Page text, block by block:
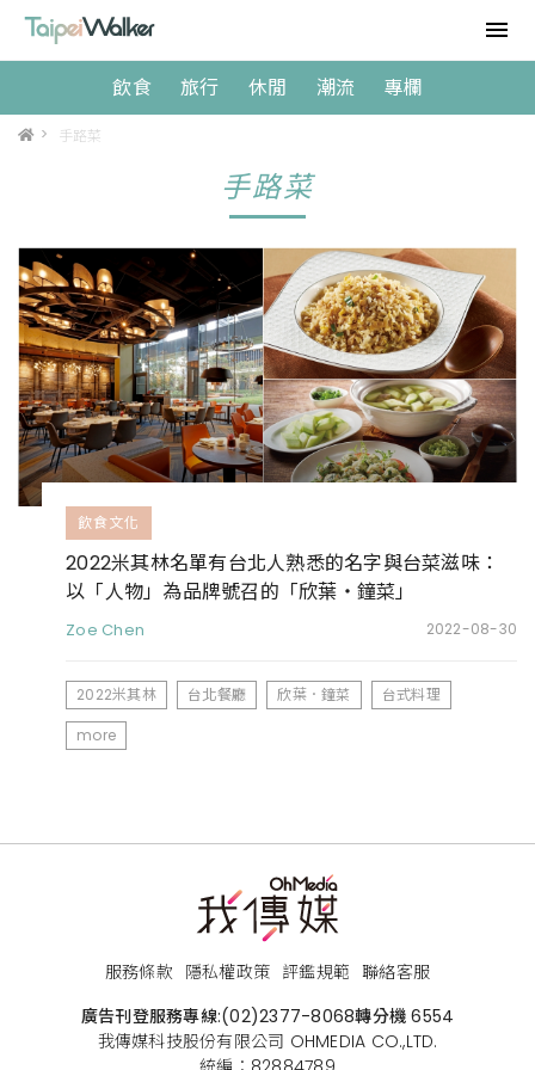
飲食 旅行 休閒 潮流 專欄
> 手路菜
手路菜
飲食文化
2022米其林名單有台北人熟悉的名字與台菜滋味：
以「人物」為品牌號召的「欣葉・鐘菜」
Zoe Chen 2022-08-30
2022米其林 台北餐廳 欣葉．鐘菜
台式料理
more
服務條款 隱私權政策 評鑑規範 聯絡客服
廣告刊登服務專線:(02)2377-8068轉分機 6554
我傳媒科技股份有限公司 OHMEDIA CO.,LTD.